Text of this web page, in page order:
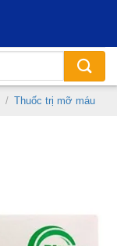
/ Thuốc trị mỡ máu